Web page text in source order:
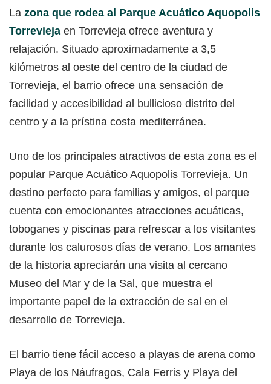
La zona que rodea al Parque Acuático Aquopolis
Torrevieja en Torrevieja ofrece aventura y
relajación. Situado aproximadamente a 3,5
kilómetros al oeste del centro de la ciudad de
Torrevieja, el barrio ofrece una sensación de
facilidad y accesibilidad al bullicioso distrito del
centro y a la prístina costa mediterránea.
Uno de los principales atractivos de esta zona es el
popular Parque Acuático Aquopolis Torrevieja. Un
destino perfecto para familias y amigos, el parque
cuenta con emocionantes atracciones acuáticas,
toboganes y piscinas para refrescar a los visitantes
durante los calurosos días de verano. Los amantes
de la historia apreciarán una visita al cercano
Museo del Mar y de la Sal, que muestra el
importante papel de la extracción de sal en el
desarrollo de Torrevieja.
El barrio tiene fácil acceso a playas de arena como
Playa de los Náufragos, Cala Ferris y Playa del